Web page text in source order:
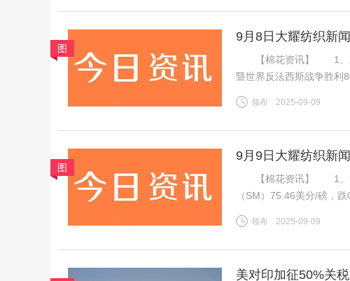
图
9月8日大耀纺织新
【棉花资讯】 1、上
暨世界反法西斯战争胜利
不足，因此周内郑棉维持
领布 2025-09-09
图
9月9日大耀纺织新
【棉花资讯】 1、9月
（SM）75.46美分/磅，
磅，跌0.13美分/磅，折一
领布 2025-09-09
美对印加征50%关